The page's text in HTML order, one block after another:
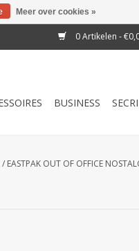
0 Artikelen -
BUSINESS
/ EASTPAK OUT OF OFFICE
Meer over cookies »